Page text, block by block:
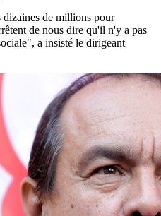
dizaines de millions pour
de nous dire qu'il n'y a pas
a insisté le dirigeant